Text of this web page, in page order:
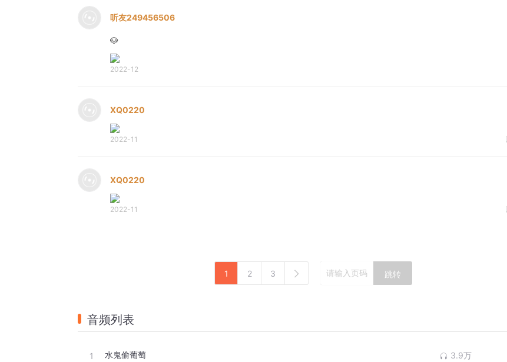
听友249456506
🐶
2022-12
XQ0220
2022-11
XQ0220
2022-11
1 2 3 跳转
音频列表
1 水鬼偷葡萄 3.9万